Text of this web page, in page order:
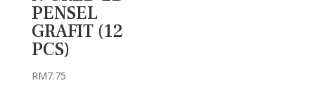
PENSEL
GRAFIT (12
PCS)
RM7.75